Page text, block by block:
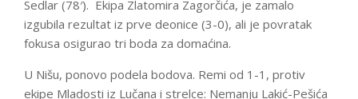
Sedlar (78′). Ekipa Zlatomira Zagorčića, je zamalo
izgubila rezultat iz prve deonice (3-0), ali je povratak
fokusa osigurao tri boda za domaćina.
U Nišu, ponovo podela bodova. Remi od 1-1, protiv
ekipe Mladosti iz Lučana i strelce: Nemanju Lakić-Pešića